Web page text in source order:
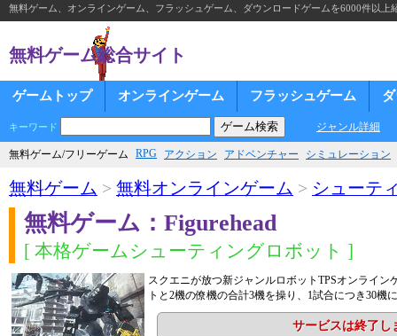
無料ゲーム、オンラインゲーム、フラッシュゲーム、ダウンロードゲームを6000件以上
無料ゲーム総合サイト
ゲームトップ オンラインゲーム フラッシュゲーム
キーワード ジャンル詳細
無料ゲーム/フリーゲーム RPG アクション アドベンチャー シミュレーション
無料ゲーム > 無料オンラインゲーム > シューテ
無料ゲーム：Figurehead
[ 本格ゲームシューティングロボット ]
スクエニが放つ新ジャンルロボットTPSオンライ
トと2機の僚機の合計3機を操り、1試合につき30機
サービスは終了し